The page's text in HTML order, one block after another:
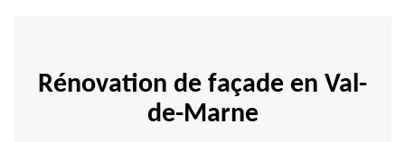
Rénovation de façade en Val-
de-Marne